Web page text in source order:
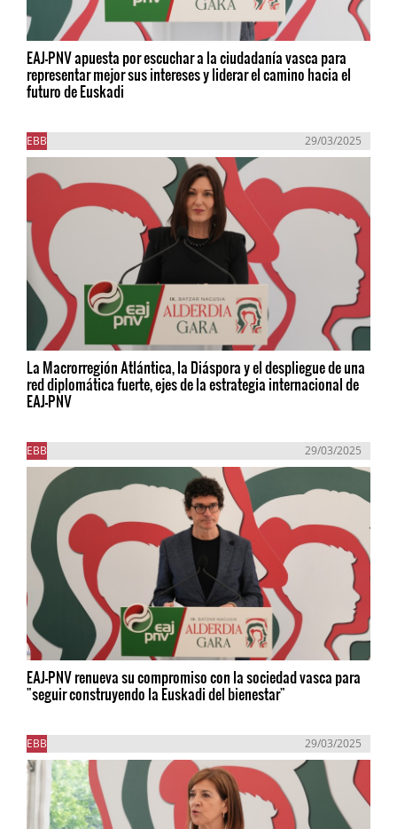
EAJ-PNV apuesta por escuchar a la ciudadanía vasca para
representar mejor sus intereses y liderar el camino hacia el
futuro de Euskadi
EBB 29/03/2025
La Macrorregión Atlántica, la Diáspora y el despliegue de una
red diplomática fuerte, ejes de la estrategia internacional de
EAJ-PNV
EBB 29/03/2025
EAJ-PNV renueva su compromiso con la sociedad vasca para
"seguir construyendo la Euskadi del bienestar"
EBB 29/03/2025